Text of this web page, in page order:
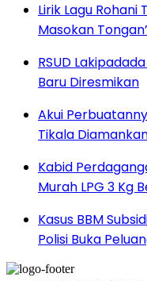
Lirik Lagu Rohani
Masokan
RSUD
Baru Diresmikan
Akui
Tikala
Kabid
Murah LPG 3 Kg
Kasus BBM
Polisi Buka